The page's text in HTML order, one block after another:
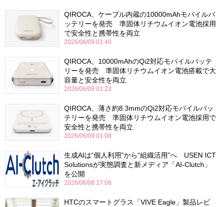
QIROCA、ケーブル内蔵の10000mAhモバイルバ
ッテリーを発売 準固体リチウムイオン電池採用
で安全性と携帯性を両立
2026/06/09 01:40
QIROCA、10000mAhのQi2対応モバイルバッテ
リーを発売 準固体リチウムイオン電池搭載で大
容量と安全性を両立
2026/06/09 01:23
QIROCA、薄さ約8.3mmのQi2対応モバイルバッ
テリーを発売 準固体リチウムイオン電池採用で
安全性と携帯性を両立
2026/06/09 01:08
生成AIは“個人利用”から“組織活用”へ USEN ICT
Solutionsが実態調査と新メディア「AI-Clutch」
を公開
2026/06/08 17:08
HTCのスマートグラス「VIVE Eagle」製品レビ